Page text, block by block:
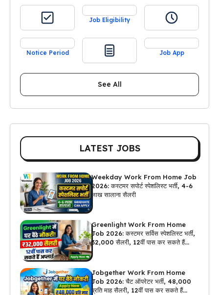
Job Eligibility
Notice Period Job App
See All
LATEST JOBS
Weekday Work From Home Job
2026: कस्टमर सपोर्ट स्पेशलिस्ट भर्ती, 4-6
लाख सालाना सैलरी
Greenlight Work From Home
Job 2026: कस्टमर सर्विस स्पेशलिस्ट भर्ती,
₹32,000 सैलरी, 12वीं पास कर सकते हैं
Jobgether Work From Home
Job 2026: चैट ऑपरेटर भर्ती, ₹48,000
प्रति माह सैलरी, 12वीं पास कर सकते हैं